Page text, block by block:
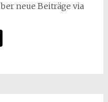
neue Beiträge via